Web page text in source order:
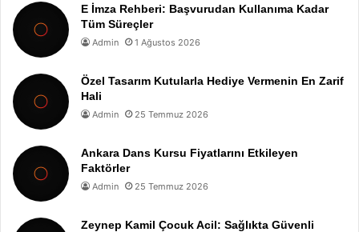
E İmza Rehberi: Başvurudan Kullanıma Kadar
Tüm Süreçler
Admin 1 Ağustos 2026
Özel Tasarım Kutularla Hediye Vermenin En Zarif
Hali
Admin 25 Temmuz 2026
Ankara Dans Kursu Fiyatlarını Etkileyen
Faktörler
Admin 25 Temmuz 2026
Zeynep Kamil Çocuk Acil: Sağlıkta Güvenli